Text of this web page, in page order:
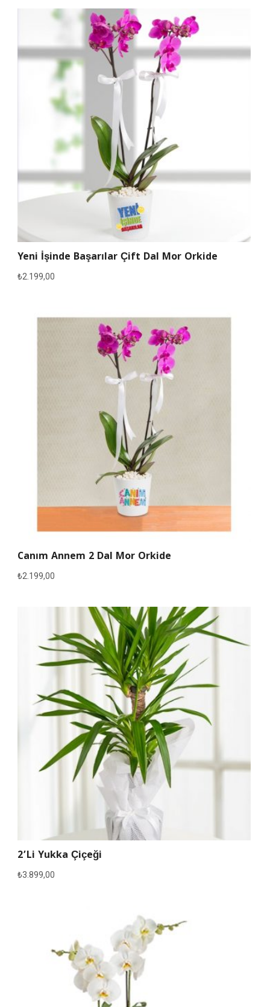
Yeni İşinde Başarılar Çift Dal Mor Orkide
₺2.199,00
Canım Annem 2 Dal Mor Orkide
₺2.199,00
2’li Yukka Çiçeği
₺3.899,00